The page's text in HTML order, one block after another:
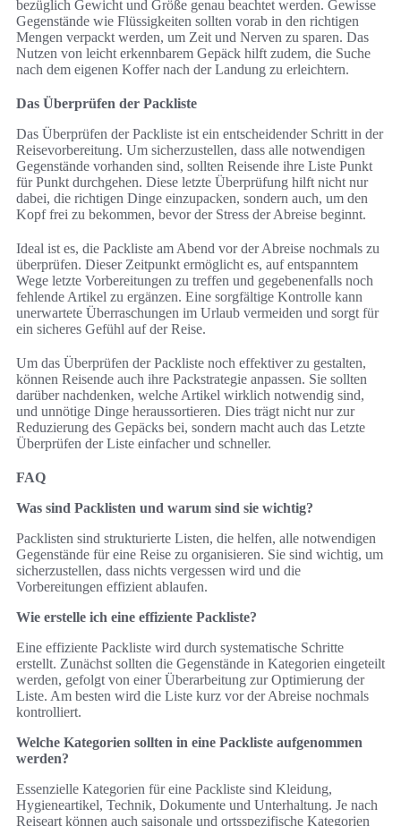
bezüglich Gewicht und Größe genau beachtet werden. Gewisse
Gegenstände wie Flüssigkeiten sollten vorab in den richtigen
Mengen verpackt werden, um Zeit und Nerven zu sparen. Das
Nutzen von leicht erkennbarem Gepäck hilft zudem, die Suche
nach dem eigenen Koffer nach der Landung zu erleichtern.
Das Überprüfen der Packliste
Das Überprüfen der Packliste ist ein entscheidender Schritt in der
Reisevorbereitung. Um sicherzustellen, dass alle notwendigen
Gegenstände vorhanden sind, sollten Reisende ihre Liste Punkt
für Punkt durchgehen. Diese letzte Überprüfung hilft nicht nur
dabei, die richtigen Dinge einzupacken, sondern auch, um den
Kopf frei zu bekommen, bevor der Stress der Abreise beginnt.
Ideal ist es, die Packliste am Abend vor der Abreise nochmals zu
überprüfen. Dieser Zeitpunkt ermöglicht es, auf entspanntem
Wege letzte Vorbereitungen zu treffen und gegebenenfalls noch
fehlende Artikel zu ergänzen. Eine sorgfältige Kontrolle kann
unerwartete Überraschungen im Urlaub vermeiden und sorgt für
ein sicheres Gefühl auf der Reise.
Um das Überprüfen der Packliste noch effektiver zu gestalten,
können Reisende auch ihre Packstrategie anpassen. Sie sollten
darüber nachdenken, welche Artikel wirklich notwendig sind,
und unnötige Dinge heraussortieren. Dies trägt nicht nur zur
Reduzierung des Gepäcks bei, sondern macht auch das Letzte
Überprüfen der Liste einfacher und schneller.
FAQ
Was sind Packlisten und warum sind sie wichtig?
Packlisten sind strukturierte Listen, die helfen, alle notwendigen
Gegenstände für eine Reise zu organisieren. Sie sind wichtig, um
sicherzustellen, dass nichts vergessen wird und die
Vorbereitungen effizient ablaufen.
Wie erstelle ich eine effiziente Packliste?
Eine effiziente Packliste wird durch systematische Schritte
erstellt. Zunächst sollten die Gegenstände in Kategorien eingeteilt
werden, gefolgt von einer Überarbeitung zur Optimierung der
Liste. Am besten wird die Liste kurz vor der Abreise nochmals
kontrolliert.
Welche Kategorien sollten in eine Packliste aufgenommen
werden?
Essenzielle Kategorien für eine Packliste sind Kleidung,
Hygieneartikel, Technik, Dokumente und Unterhaltung. Je nach
Reiseart können auch saisonale und ortsspezifische Kategorien